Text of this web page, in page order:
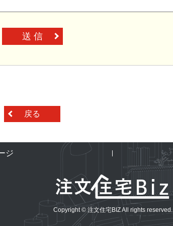
送 信
戻る
ジ
Copyright © 注文住宅BIZ All rights reserved.